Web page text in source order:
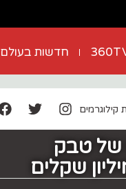
חדשות בעולם
קילוגרמים
של טבק
שקלים